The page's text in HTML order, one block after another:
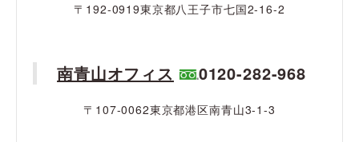
〒192-0919東京都八王子市七国2-16-2
南青山オフィス 0120-282-968
〒107-0062東京都港区南青山3-1-3